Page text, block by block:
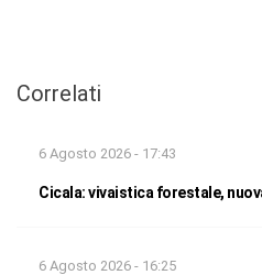
Correlati
6 Agosto 2026 - 17:43
Cicala: vivaistica forestale,
6 Agosto 2026 - 16:25